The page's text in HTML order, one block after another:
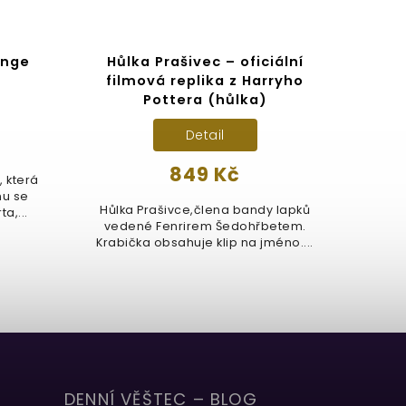
která
se
Hůlka Prašivec – oficiální
filmová replika z Harryho
Pottera (hůlka)
849 Kč
Detail
Hůlka Prašivce,člena bandy lapků
vedené Fenrirem Šedohřbetem.
Krabička obsahuje klip na jméno....
DENNÍ VĚŠTEC – BLOG